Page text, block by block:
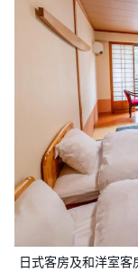
日式客房及和洋室